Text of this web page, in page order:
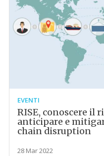
EVENTI
RISE, conoscere il
anticipare e
chain disruption
28 Mar 2022